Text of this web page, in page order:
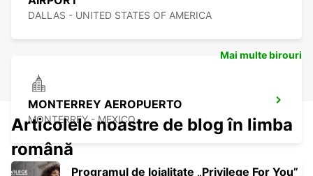
DALLAS - UNITED STATES OF AMERICA
MONTERREY AEROPUERTO
MONTERREY - MEXICO
Mai multe birouri
Articolele noastre de blog în limba
română
Programul de loialitate „Privilege For You”